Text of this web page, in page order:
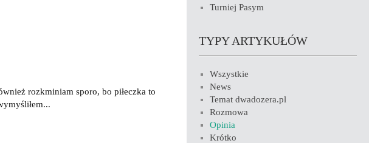
rozkminiam sporo, bo piłeczka to
Turniej Pasym
TYPY ARTYKUŁÓW
Wszystkie
News
Temat dwadozera.pl
Rozmowa
Opinia
Krótko